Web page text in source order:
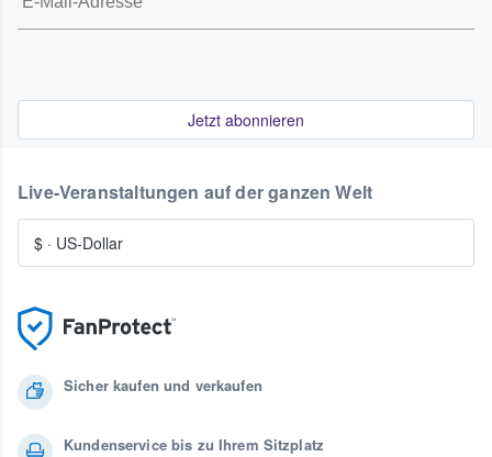
Jetzt abonnieren
Sicher kaufen und verkaufen
Kundenservice bis zu Ihrem Sitzplatz
Live-Veranstaltungen auf der ganzen Welt
$ · US-Dollar